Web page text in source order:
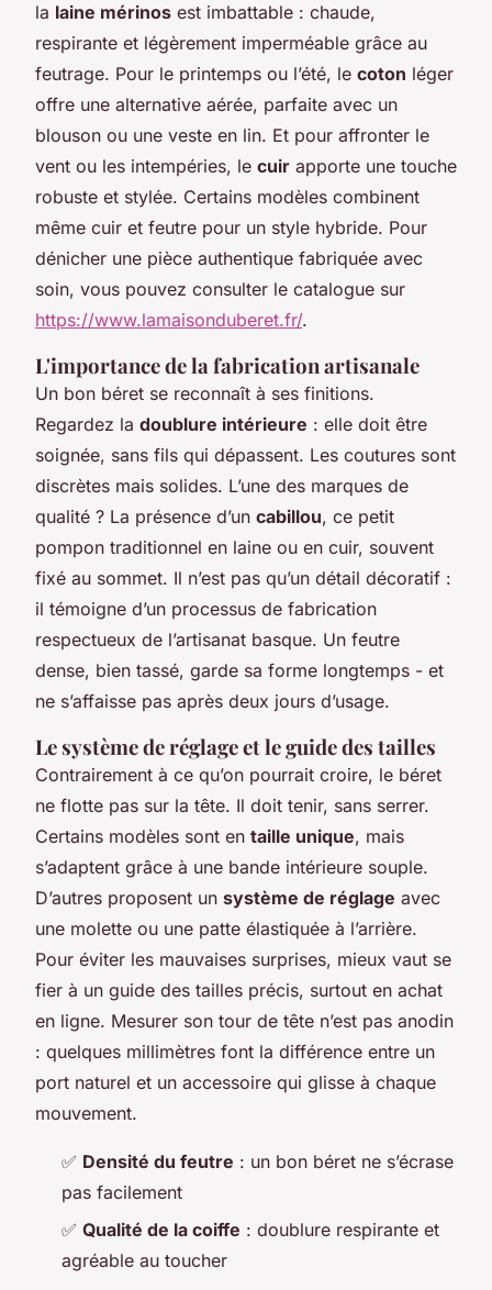
la laine mérinos est imbattable : chaude,
respirante et légèrement imperméable grâce au
feutrage. Pour le printemps ou l’été, le coton léger
offre une alternative aérée, parfaite avec un
blouson ou une veste en lin. Et pour affronter le
vent ou les intempéries, le cuir apporte une touche
robuste et stylée. Certains modèles combinent
même cuir et feutre pour un style hybride. Pour
dénicher une pièce authentique fabriquée avec
soin, vous pouvez consulter le catalogue sur
https://www.lamaisonduberet.fr/.
L'importance de la fabrication artisanale
Un bon béret se reconnaît à ses finitions.
Regardez la doublure intérieure : elle doit être
soignée, sans fils qui dépassent. Les coutures sont
discrètes mais solides. L’une des marques de
qualité ? La présence d’un cabillou, ce petit
pompon traditionnel en laine ou en cuir, souvent
fixé au sommet. Il n’est pas qu’un détail décoratif :
il témoigne d’un processus de fabrication
respectueux de l’artisanat basque. Un feutre
dense, bien tassé, garde sa forme longtemps - et
ne s’affaisse pas après deux jours d’usage.
Le système de réglage et le guide des tailles
Contrairement à ce qu’on pourrait croire, le béret
ne flotte pas sur la tête. Il doit tenir, sans serrer.
Certains modèles sont en taille unique, mais
s’adaptent grâce à une bande intérieure souple.
D’autres proposent un système de réglage avec
une molette ou une patte élastiquée à l’arrière.
Pour éviter les mauvaises surprises, mieux vaut se
fier à un guide des tailles précis, surtout en achat
en ligne. Mesurer son tour de tête n’est pas anodin
: quelques millimètres font la différence entre un
port naturel et un accessoire qui glisse à chaque
mouvement.
✅ Densité du feutre : un bon béret ne s’écrase
pas facilement
✅ Qualité de la coiffe : doublure respirante et
agréable au toucher